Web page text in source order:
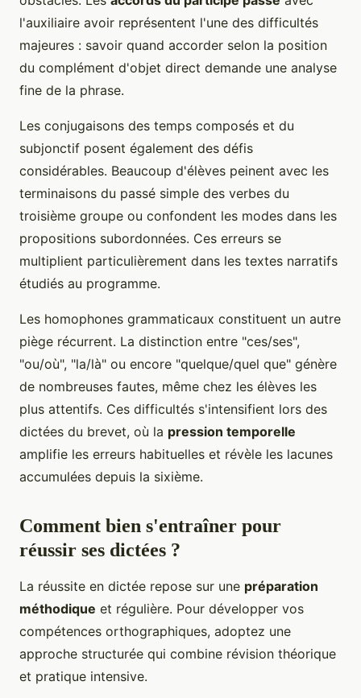
l'auxiliaire avoir représentent l'une des difficultés
majeures : savoir quand accorder selon la position
du complément d'objet direct demande une analyse
fine de la phrase.
Les conjugaisons des temps composés et du
subjonctif posent également des défis
considérables. Beaucoup d'élèves peinent avec les
terminaisons du passé simple des verbes du
troisième groupe ou confondent les modes dans les
propositions subordonnées. Ces erreurs se
multiplient particulièrement dans les textes narratifs
étudiés au programme.
Les homophones grammaticaux constituent un autre
piège récurrent. La distinction entre "ces/ses",
"ou/où", "la/là" ou encore "quelque/quel que" génère
de nombreuses fautes, même chez les élèves les
plus attentifs. Ces difficultés s'intensifient lors des
dictées du brevet, où la pression temporelle
amplifie les erreurs habituelles et révèle les lacunes
accumulées depuis la sixième.
Comment bien s'entraîner pour
réussir ses dictées ?
La réussite en dictée repose sur une préparation
méthodique et régulière. Pour développer vos
compétences orthographiques, adoptez une
approche structurée qui combine révision théorique
et pratique intensive.